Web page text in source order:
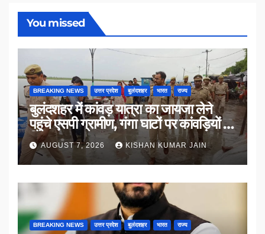
You missed
BREAKING NEWS उत्तर प्रदेश बुलंदशहर भारत राज्य
बुलंदशहर में कांवड़ यात्रा का जायजा लेने
पहुंचे एसपी ग्रामीण, गंगा घाटों पर कांवड़ियों से
किया संवाद
AUGUST 7, 2026 KISHAN KUMAR JAIN
BREAKING NEWS उत्तर प्रदेश बुलंदशहर भारत राज्य